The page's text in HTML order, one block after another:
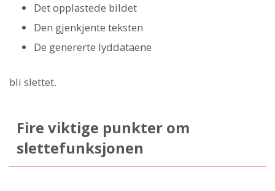
Det opplastede bildet
Den gjenkjente teksten
De genererte lyddataene
bli slettet.
Fire viktige punkter om
slettefunksjonen